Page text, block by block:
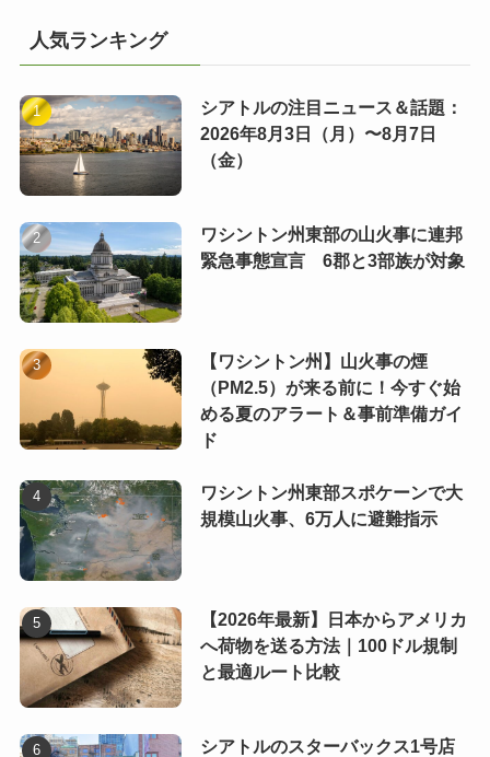
人気ランキング
シアトルの注目ニュース＆話題：
2026年8月3日（月）〜8月7日
（金）
ワシントン州東部の山火事に連邦
緊急事態宣言 6郡と3部族が対象
【ワシントン州】山火事の煙
（PM2.5）が来る前に！今すぐ始
める夏のアラート＆事前準備ガイ
ド
ワシントン州東部スポケーンで大
規模山火事、6万人に避難指示
【2026年最新】日本からアメリカ
へ荷物を送る方法｜100ドル規制
と最適ルート比較
シアトルのスターバックス1号店